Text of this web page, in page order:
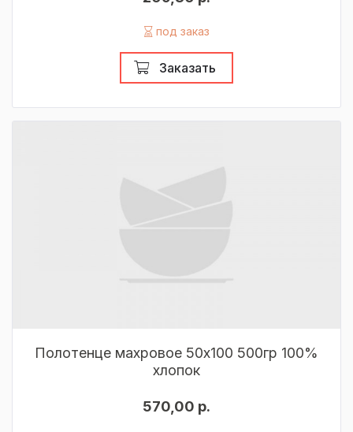
под заказ
Заказать
Полотенце махровое 50х100 500гр 100%
хлопок
570,00 р.